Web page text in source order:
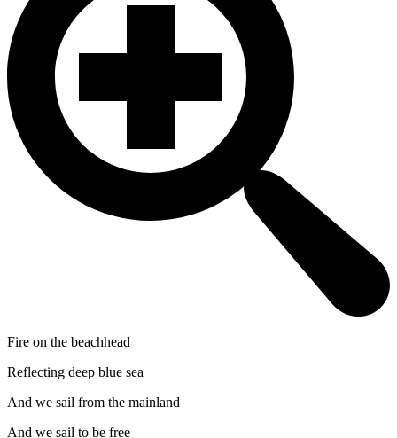
Fire on the beachhead
Reflecting deep blue sea
And we sail from the mainland
And we sail to be free